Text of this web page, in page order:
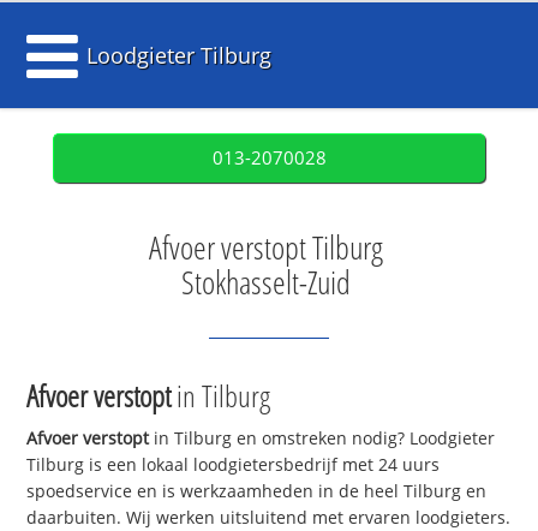
Loodgieter Tilburg
013-2070028
Afvoer verstopt Tilburg
Stokhasselt-Zuid
Afvoer verstoptin Tilburg
Afvoer verstoptin Tilburg en omstreken nodig? Loodgieter
Tilburg is een lokaal loodgietersbedrijf met 24 uurs
spoedservice en is werkzaamheden in de heel Tilburg en
daarbuiten. Wij werken uitsluitend met ervaren loodgieters.